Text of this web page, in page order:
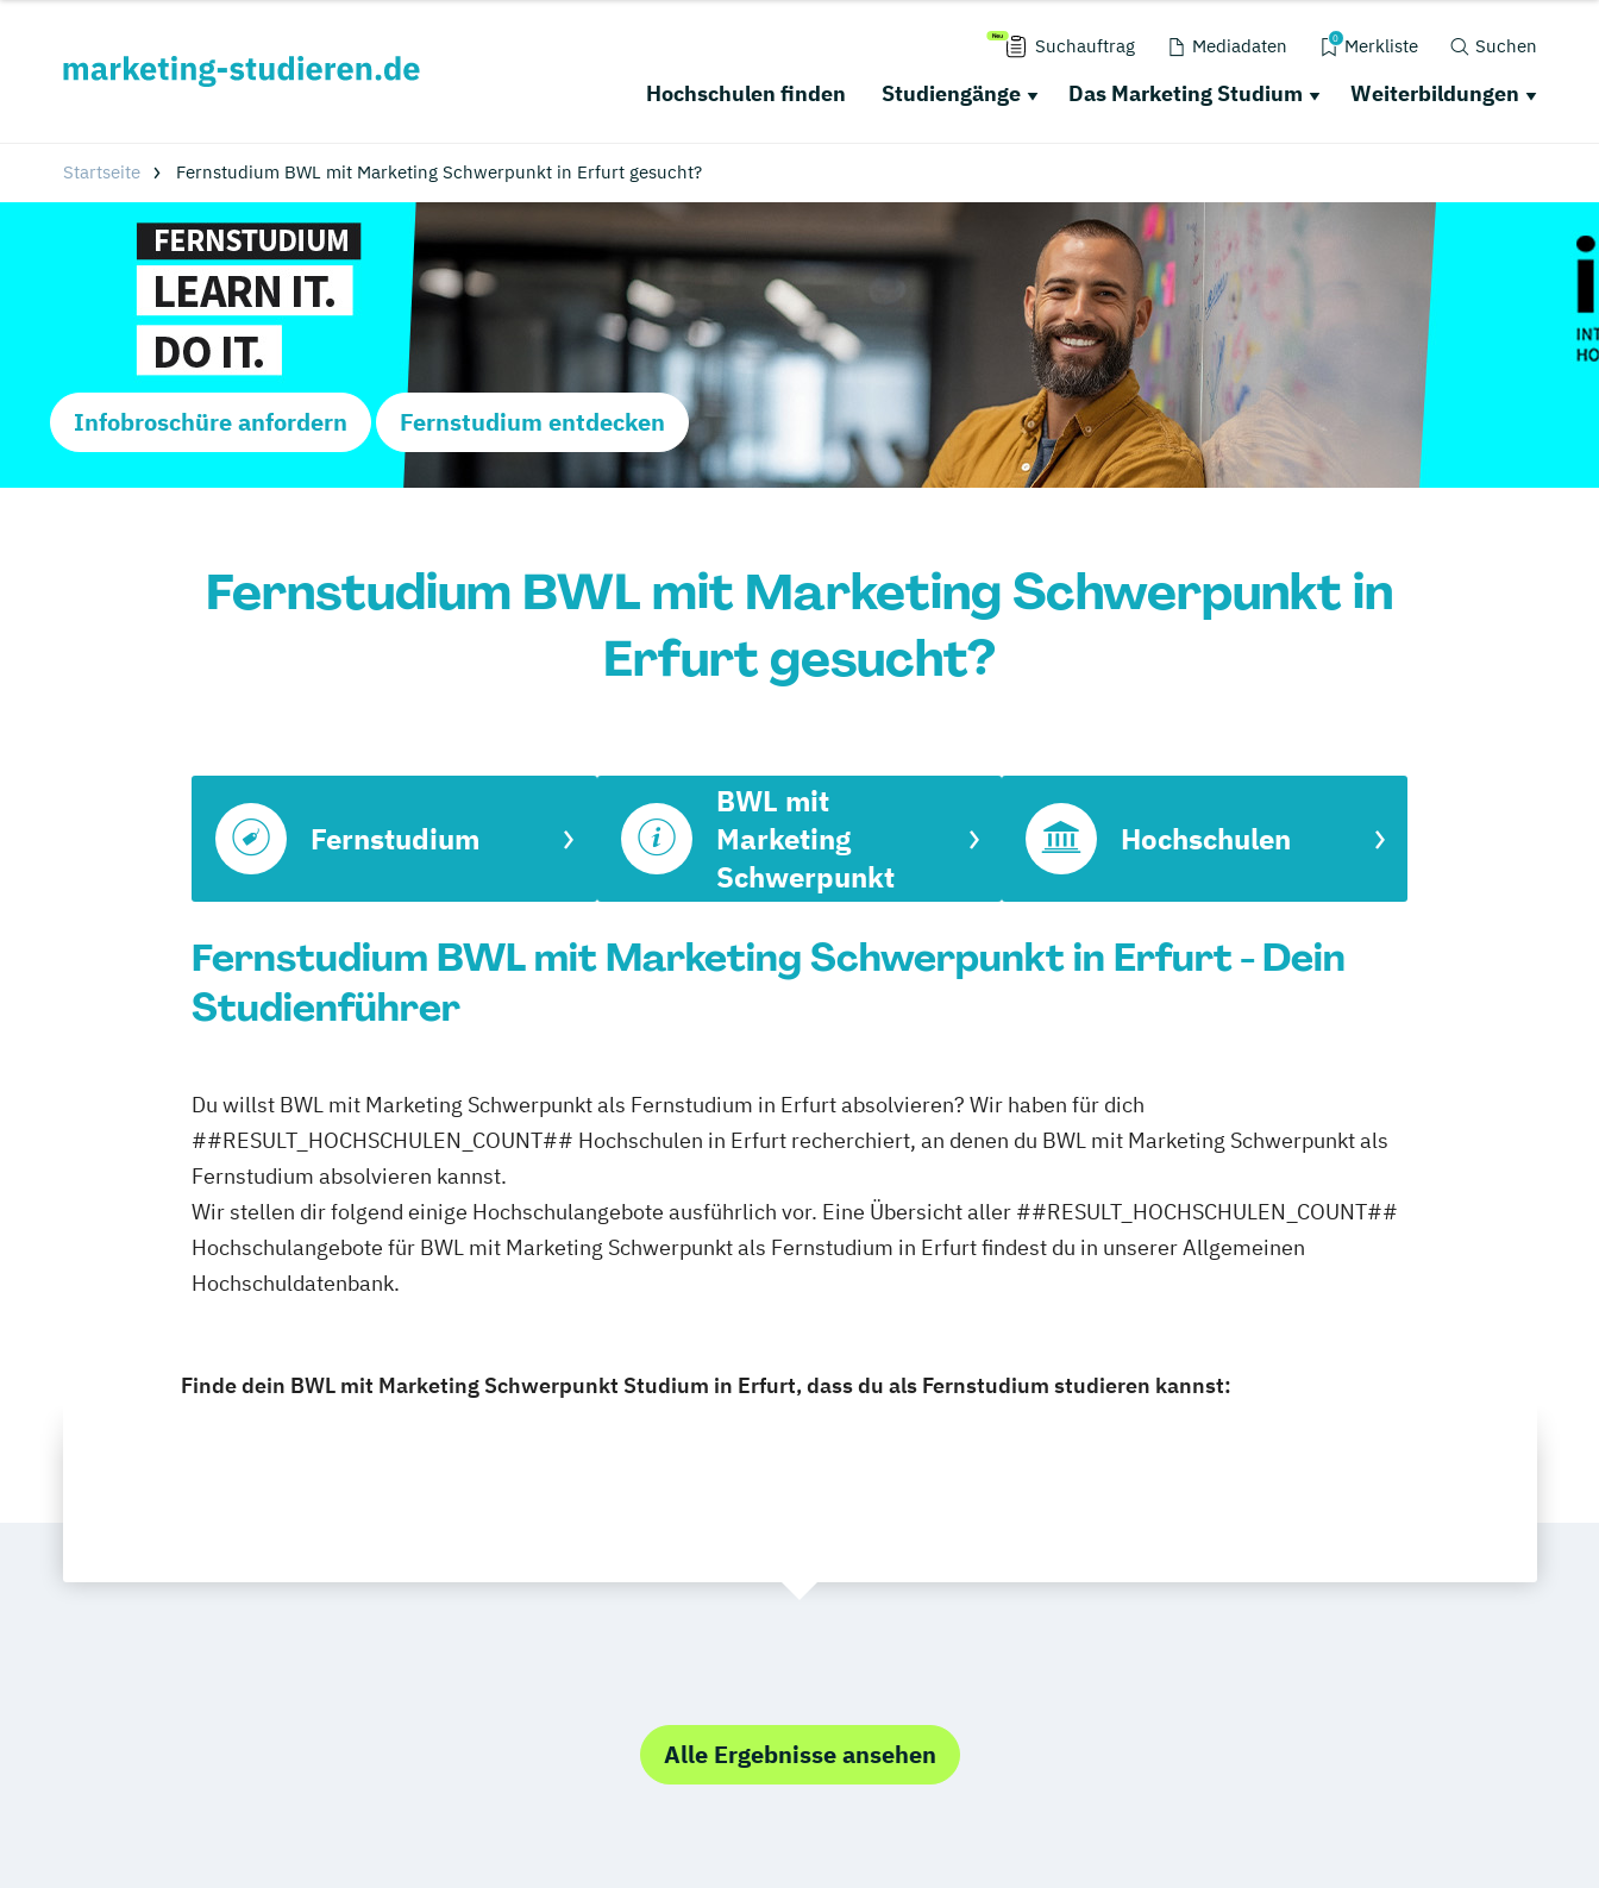
Suchauftrag Mediadaten 0 Merkliste Suchen
Hochschulen finden Studiengänge Das Marketing Studium Weiterbildungen
Startseite Fernstudium BWL mit Marketing Schwerpunkt in Erfurt gesucht?
Infobroschüre anfordern Fernstudium entdecken
Fernstudium BWL mit Marketing Schwerpunkt in
Erfurt gesucht?
Fernstudium
BWL mit
Marketing
Schwerpunkt
Hochschulen
Fernstudium BWL mit Marketing Schwerpunkt in Erfurt - Dein
Studienführer
Du willst BWL mit Marketing Schwerpunkt als Fernstudium in Erfurt absolvieren? Wir haben für dich
##RESULT_HOCHSCHULEN_COUNT## Hochschulen in Erfurt recherchiert, an denen du BWL mit Marketing Schwerpunkt als
Fernstudium absolvieren kannst.
Wir stellen dir folgend einige Hochschulangebote ausführlich vor. Eine Übersicht aller ##RESULT_HOCHSCHULEN_COUNT##
Hochschulangebote für BWL mit Marketing Schwerpunkt als Fernstudium in Erfurt findest du in unserer Allgemeinen
Hochschuldatenbank.
Finde dein BWL mit Marketing Schwerpunkt Studium in Erfurt, dass du als Fernstudium studieren kannst:
Alle Ergebnisse ansehen